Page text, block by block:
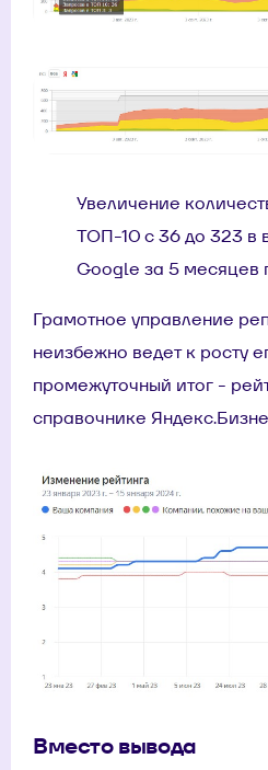
Увеличение
ТОП-10 с 36 до 323 в
Google за 5 месяцев
Грамотное управление
неизбежно ведет к росту
промежуточный итог -
справочнике
Вместо вывода